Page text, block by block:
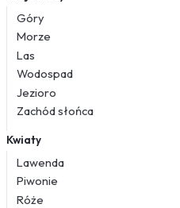
Góry
Morze
Las
Wodospad
Jezioro
Zachód słońca
Kwiaty
Lawenda
Piwonie
Róże